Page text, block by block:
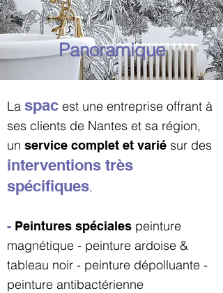
Panoramique
La spac est une entreprise offrant à
ses clients de Nantes et sa région,
un service complet et varié sur des
interventions très
spécifiques.
- Peintures spéciales peinture
magnétique - peinture ardoise &
tableau noir - peinture dépolluante -
peinture antibactérienne